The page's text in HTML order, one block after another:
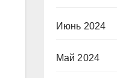
Июнь 2024
Май 2024